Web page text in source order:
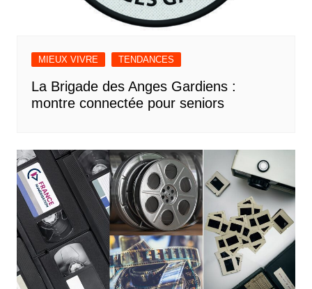
MIEUX VIVRE TENDANCES
La Brigade des Anges Gardiens :
montre connectée pour seniors